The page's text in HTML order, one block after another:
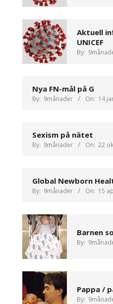
Aktuell
UNICEF
By:
Nya FN-mål på G
By: 9månader On: 14
Sexism på nätet
By: 9månader On: 22
Global Newborn
By: 9månader On: 15
Barnen
By:
Pappa /
By: